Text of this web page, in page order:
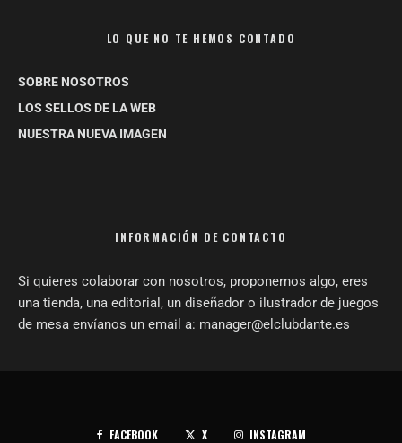
LO QUE NO TE HEMOS CONTADO
SOBRE NOSOTROS
LOS SELLOS DE LA WEB
NUESTRA NUEVA IMAGEN
INFORMACIÓN DE CONTACTO
Si quieres colaborar con nosotros, proponernos algo, eres
una tienda, una editorial, un diseñador o ilustrador de juegos
de mesa envíanos un email a: manager@elclubdante.es
FACEBOOK X INSTAGRAM